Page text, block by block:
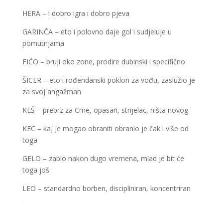
HERA – i dobro igra i dobro pjeva
GARINČA – eto i polovno daje gol i sudjeluje u
pomutnjama
FIĆO – bruji oko zone, prodire dubinski i specifično
ŠICER – eto i rođendanski poklon za vođu, zaslužio je
za svoj angažman
KEŠ – prebrz za Crne, opasan, strijelac, ništa novog
KEC – kaj je mogao obraniti obranio je čak i više od
toga
GELO – zabio nakon dugo vremena, mlad je bit će
toga još
LEO – standardno borben, discipliniran, koncentriran